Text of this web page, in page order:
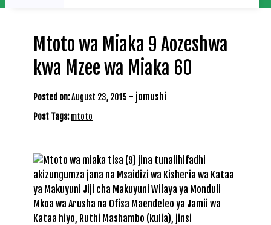
Mtoto wa Miaka 9 Aozeshwa
kwa Mzee wa Miaka 60
Posted on:August 23, 2015 - jomushi
Post Tags:mtoto